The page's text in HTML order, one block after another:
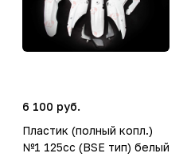
6 100 руб.
Пластик (полный копл.)
№1 125сс (BSE тип) белый